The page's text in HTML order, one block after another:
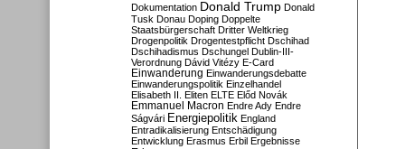
Dokumentation Donald Trump Donald
Tusk Donau Doping Doppelte
Staatsbürgerschaft Dritter Weltkrieg
Drogenpolitik Drogentestpflicht Dschihad
Dschihadismus Dschungel Dublin-III-
Verordnung Dávid Vitézy E-Card
Einwanderung Einwanderungsdebatte
Einwanderungspolitik Einzelhandel
Elisabeth II. Eliten ELTE Előd Novák
Emmanuel Macron Endre Ady Endre
Ságvári Energiepolitik England
Entradikalisierung Entschädigung
Entwicklung Erasmus Erbil Ergebnisse